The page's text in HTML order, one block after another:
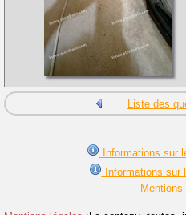
Liste des
Informations sur
Informations sur
Mentions